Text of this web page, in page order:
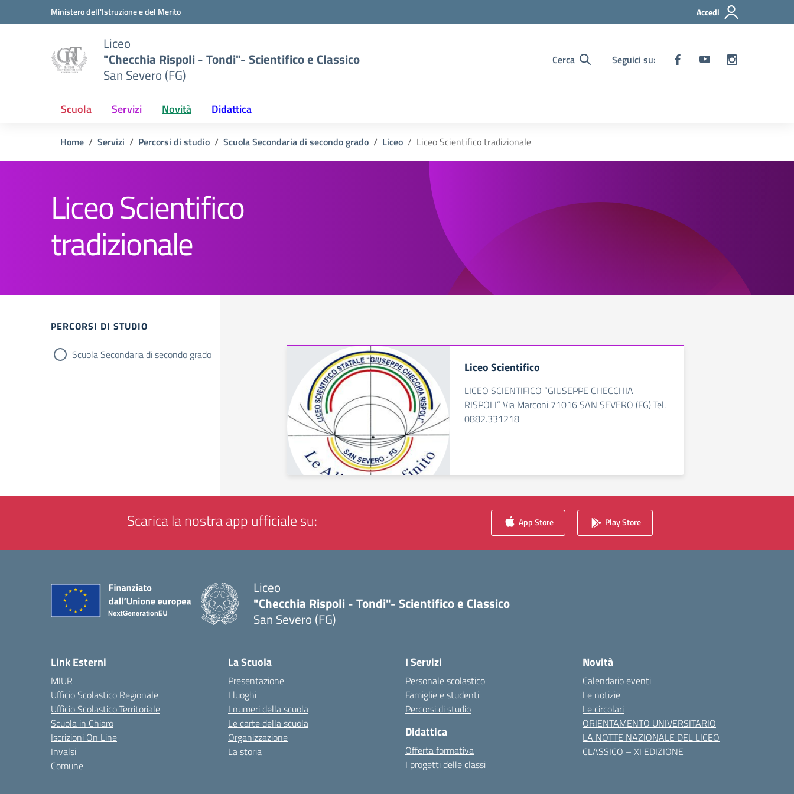
Vai ai contenuti
Vai al menu di navigazioneMinistero dell'Istruzione e del Merito Accedi
Liceo
"Checchia Rispoli - Tondi"- Scientifico e Classico
San Severo (FG)
Cerca Seguici su:
Scuola Servizi Novità Didattica
Home Servizi Percorsi di studio Scuola Secondaria di secondo grado Liceo Liceo Scientifico tradizionale
Liceo Scientifico
tradizionale
Filtri
PERCORSI DI STUDIO
Scuola Secondaria di secondo grado
Liceo Scientifico
LICEO SCIENTIFICO “GIUSEPPE CHECCHIA
RISPOLI” Via Marconi 71016 SAN SEVERO (FG) Tel.
0882.331218
Scarica la nostra app ufficiale su: App Store Play Store
Liceo
"Checchia Rispoli - Tondi"- Scientifico e Classico
San Severo (FG)
Link Esterni
MIUR
Ufficio Scolastico Regionale
Ufficio Scolastico Territoriale
Scuola in Chiaro
Iscrizioni On Line
Invalsi
Comune
La Scuola
Presentazione
I luoghi
I numeri della scuola
Le carte della scuola
Organizzazione
La storia
I Servizi
Personale scolastico
Famiglie e studenti
Percorsi di studio
Didattica
Offerta formativa
I progetti delle classi
Novità
Calendario eventi
Le notizie
Le circolari
ORIENTAMENTO UNIVERSITARIO
LA NOTTE NAZIONALE DEL LICEO
CLASSICO – XI EDIZIONE